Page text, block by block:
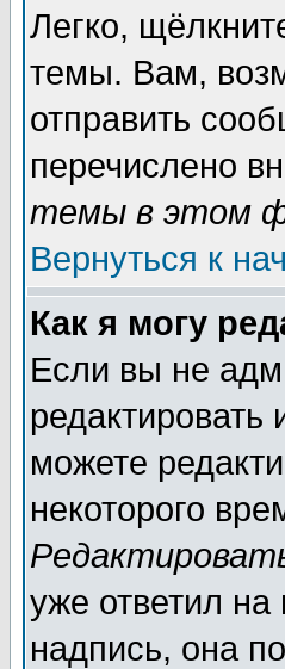
Легко,
темы. Вам,
отправить
перечислено
темы в этом
Вернуться к
Как я могу
Если вы не
можете
некоторого
уже ответил
надпись, она